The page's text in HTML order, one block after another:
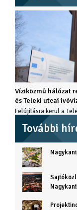
Víziközmû hálózat
és Teleki utcai
Felújításra kerül a
További